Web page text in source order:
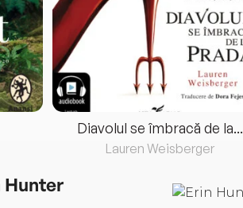
Diavolul se îmbracă de la...
Lauren Weisberger
Hunter